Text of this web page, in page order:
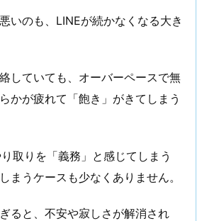
いのも、LINEが続かなくなる大き
していても、オーバーペースで無
かが疲れて「飽き」がきてしまう
取りを「義務」と感じてしまう
まうケースも少なくありません。
ると、不安や寂しさが解消され